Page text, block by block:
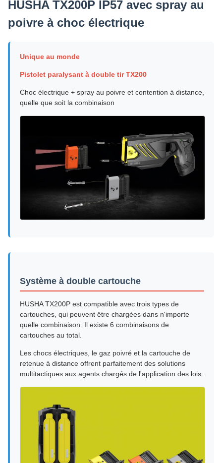
HUSHA TX200P IP57 avec spray au
poivre à choc électrique
Unique au monde
Pistolet paralysant à double tir TX200
Choc électrique + spray au poivre et contention à distance,
quelle que soit la combinaison
Système à double cartouche
HUSHA TX200P est compatible avec trois types de
cartouches, qui peuvent être chargées dans n'importe
quelle combinaison. Il existe 6 combinaisons de
cartouches au total.
Les chocs électriques, le gaz poivré et la cartouche de
retenue à distance offrent parfaitement des solutions
multitactiques aux agents chargés de l'application des lois.